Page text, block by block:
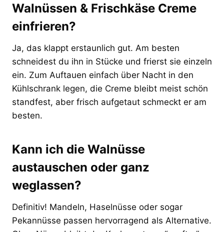
Walnüssen & Frischkäse Creme
einfrieren?
Ja, das klappt erstaunlich gut. Am besten
schneidest du ihn in Stücke und frierst sie einzeln
ein. Zum Auftauen einfach über Nacht in den
Kühlschrank legen, die Creme bleibt meist schön
standfest, aber frisch aufgetaut schmeckt er am
besten.
Kann ich die Walnüsse
austauschen oder ganz
weglassen?
Definitiv! Mandeln, Haselnüsse oder sogar
Pekannüsse passen hervorragend als Alternative.